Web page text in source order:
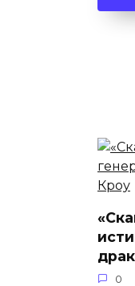
0